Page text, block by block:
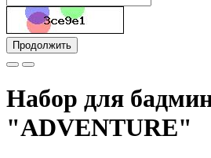
Продолжить
Набор для
"ADVENTURE"